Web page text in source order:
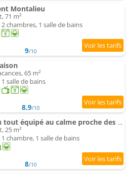
Montalieu
71 m²
chambres, 1 salle de bains
9/10
65 m²
salle de bains
8.9/10
Studio Bleu tout équipé au calme proche des commerces
25 m²
chambre, 1 salle de bains
8/10